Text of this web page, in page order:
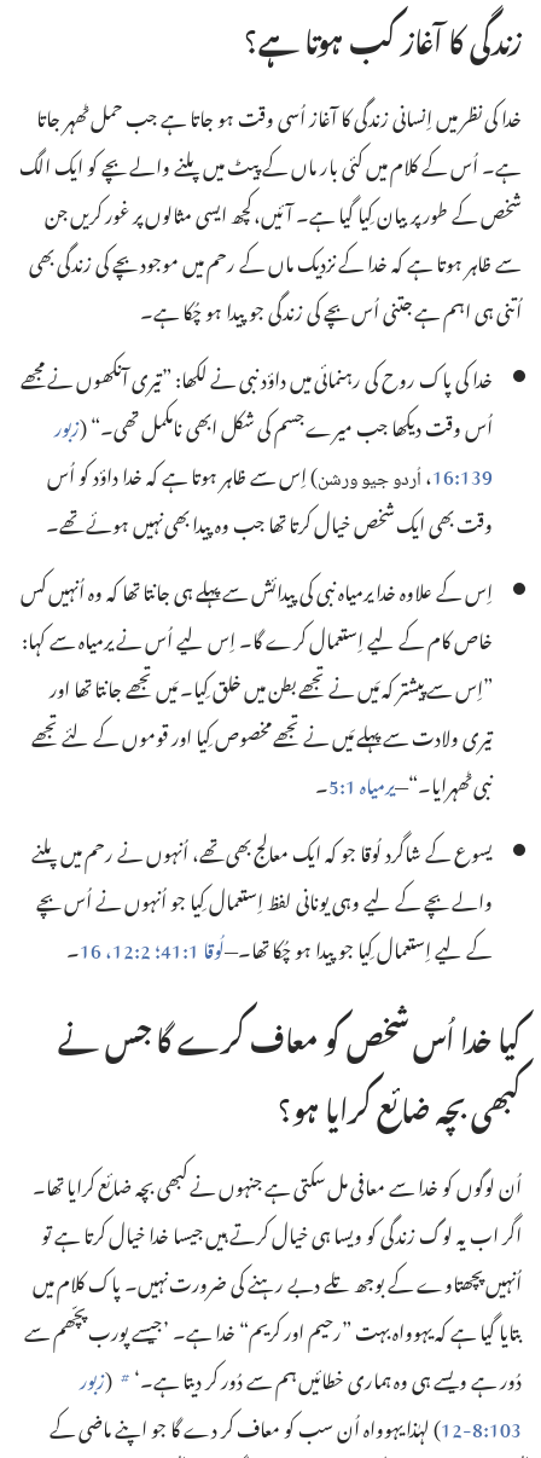
زندگی کا آغاز کب ہوتا ہے؟‏
خدا کی نظر میں اِنسانی زندگی کا آغاز اُسی وقت ہو جاتا ہے جب حمل ٹھہر جاتا
ہے۔ اُس کے کلام میں کئی بار ماں کے پیٹ میں پلنے والے بچے کو ایک الگ
شخص کے طور پر بیان کِیا گیا ہے۔ آئیں، کچھ ایسی مثالوں پر غور کریں جن
سے ظاہر ہوتا ہے کہ خدا کے نزدیک ماں کے رحم میں موجود بچے کی زندگی بھی
اُتنی ہی اہم ہے جتنی اُس بچے کی زندگی جو پیدا ہو چُکا ہے۔‏
خدا کی پاک روح کی رہنمائی میں داؤد نبی نے لکھا:‏ ”‏تیری آنکھوں نے مجھے
اُس وقت دیکھا جب میرے جسم کی شکل ابھی نامکمل تھی۔“‏ (‏زبور
139:‏16
‏،اُردوجیوورشن‏)‏ اِس سے ظاہر ہوتا ہے کہ خدا داؤد کو اُس
وقت بھی ایک شخص خیال کرتا تھا جب وہ پیدا بھی نہیں ہوئے تھے۔
اِس کے علاوہ خدا یرمیاہ نبی کی پیدائش سے پہلے ہی جانتا تھا کہ وہ اُنہیں کس
خاص کام کے لیے اِستعمال کرے گا۔ اِس لیے اُس نے یرمیاہ سے کہا:‏
”‏اِس سے پیشتر کہ مَیں نے تجھے بطن میں خلق کِیا۔ مَیں تجھے جانتا تھا اور
تیری ولادت سے پہلے مَیں نے تجھے مخصوص کِیا اور قوموں کے لئے تجھے
نبی ٹھہرایا۔“‏—‏یرمیاہ 1:‏5
‏۔‏
یسوع کے شاگرد لُوقا جو کہ ایک معالج بھی تھے، اُنہوں نے رحم میں پلنے
والے بچے کے لیے وہی یونانی لفظ اِستعمال کِیا جو اُنہوں نے اُس بچے
کے لیے اِستعمال کِیا جو پیدا ہو چُکا تھا۔—‏لُوقا 1:‏41؛‏ ‏۔‏
کیا خدا اُس شخص کو معاف کرے گا جس نے
کبھی بچہ ضائع کرایا ہو؟‏
اُن لوگوں کو خدا سے معافی مل سکتی ہے جنہوں نے کبھی بچہ ضائع کرایا تھا۔
اگر اب یہ لوگ زندگی کو ویسا ہی خیال کرتے ہیں جیسا خدا خیال کرتا ہے تو
اُنہیں پچھتاوے کے بوجھ تلے دبے رہنے کی ضرورت نہیں۔ پاک کلام میں
بتایا گیا ہے کہ یہوواہ بہت ”‏رحیم اور کریم“‏ خدا ہے۔ ’‏جیسے پورب پچّھم سے
دُور ہے ویسے ہی وہ ہماری خطائیں ہم سے دُور کر دیتا ہے۔‘‏ b
(‏زبور
103:‏8-‏12
‏)‏ لہٰذا یہوواہ اُن سب کو معاف کر دے گا جو اپنے ماضی کے